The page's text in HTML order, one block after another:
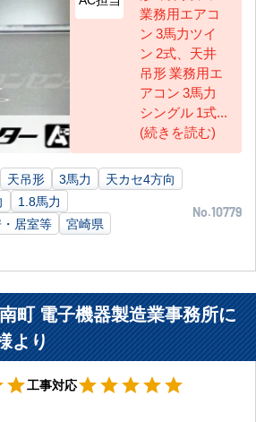
業務用エアコ
ン 3馬力ツイ
ン 2式、天井
吊形 業務用エ
アコン 3馬力
シングル 1式...
(続きを読む)
天吊形 3馬力
天カセ4方向
1.8馬力
居室等
宮崎県
No.10779
町 電子機器製造業事務所に
より
star工事対応 星5
starstarstarstarstar